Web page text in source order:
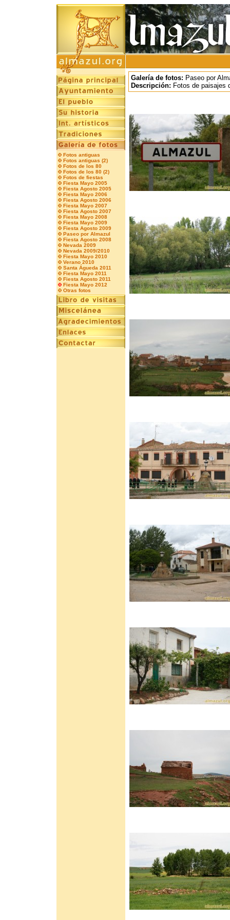
Fotos antiguas
Fotos antiguas (2)
Fotos de los 80
Fotos de los 80 (2)
Fotos de fiestas
Fiesta Mayo 2005
Fiesta Agosto 2005
Fiesta Mayo 2006
Fiesta Agosto 2006
Fiesta Mayo 2007
Fiesta Agosto 2007
Fiesta Mayo 2008
Fiesta Mayo 2009
Fiesta Agosto 2009
Paseo por Almazul
Fiesta Agosto 2008
Nevada 2009
Nevada 2009/2010
Fiesta Mayo 2010
Verano 2010
Santa Águeda 2011
Fiesta Mayo 2011
Fiesta Agosto 2011
Fiesta Mayo 2012
Otras fotos
Galería de fotos: Paseo por
Descripción: Fotos de paisajes